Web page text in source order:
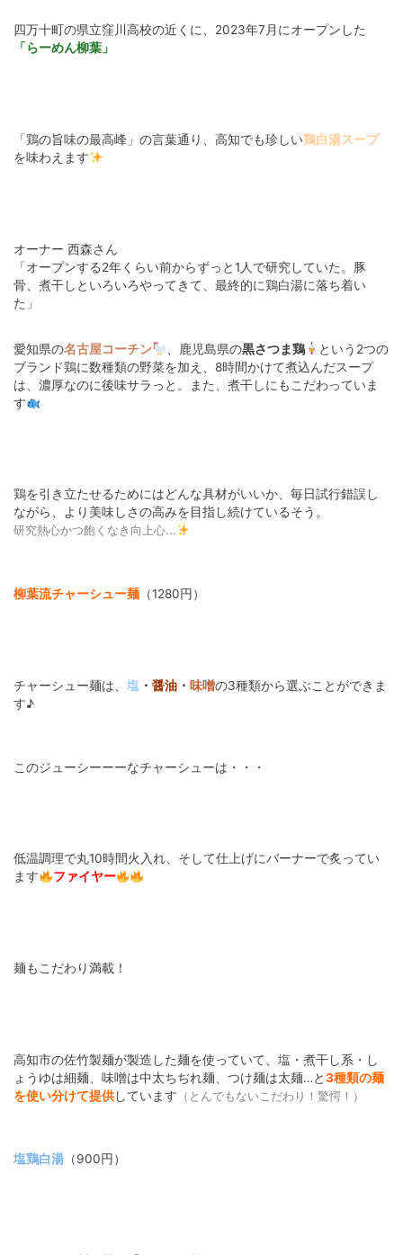
四万十町の県立窪川高校の近くに、2023年7月にオープンした
「らーめん柳葉」
「鶏の旨味の最高峰」の言葉通り、高知でも珍しい鶏白湯スープ
を味わえます
オーナー 西森さん
「オープンする2年くらい前からずっと1人で研究していた。豚
骨、煮干しといろいろやってきて、最終的に鶏白湯に落ち着い
た」
愛知県の名古屋コーチン 、鹿児島県の黒さつま鶏
という2つの
ブランド鶏に数種類の野菜を加え、8時間かけて煮込んだスープ
は、濃厚なのに後味サラっと。また、煮干しにもこだわっていま
す
鶏を引き立たせるためにはどんな具材がいいか、毎日試行錯誤し
ながら、より美味しさの高みを目指し続けているそう。
研究熱心かつ飽くなき向上心...
柳葉流チャーシュー麺 （1280円）
チャーシュー麺は、 塩 ・ 醤油 ・ 味噌の3種類から選ぶことができま
す♪
このジューシーーーなチャーシューは・・・
低温調理で丸10時間火入れ、そして仕上げにバーナーで炙ってい
ます
ファイヤー
麺もこだわり満載！
高知市の佐竹製麺が製造した麺を使っていて、塩・煮干し系・し
ょうゆは細麺、味噌は中太ちぢれ麺、つけ麺は太麺…と3種類の麺
を使い分けて提供しています （とんでもないこだわり！驚愕！）
塩鶏白湯 （900円）